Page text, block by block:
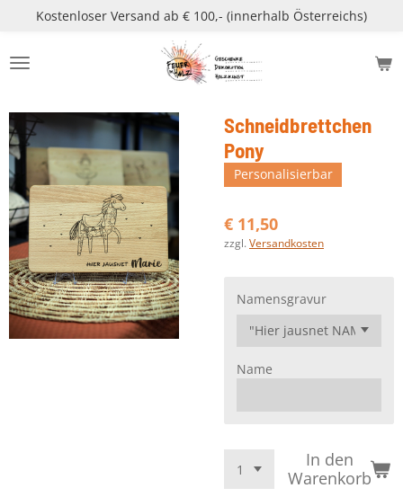
springen
Kostenloser Versand ab € 100,- (innerhalb Österreichs)
Schneidbrettchen
Pony
Personalisierbar
€ 11,50
zzgl. Versandkosten
Namensgravur
Name
In den
Warenkorb